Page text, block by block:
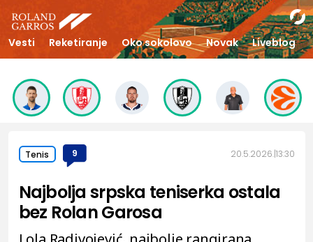
Vesti Reketiranje Oko sokolovo Novak Liveblog
Tenis 9 20.5.2026. 13:30
Najbolja srpska teniserka ostala
bez Rolan Garosa